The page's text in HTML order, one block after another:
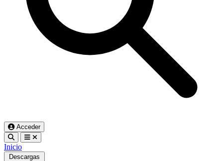
Acceder
Inicio
Descargas